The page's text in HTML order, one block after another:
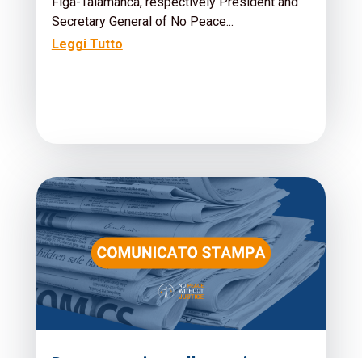
Secretary General of No Peace...
Leggi Tutto